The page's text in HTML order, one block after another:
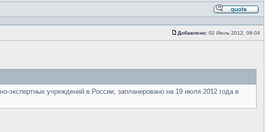
Сообщение
Добавлено: 02 Июль 2012, 08:04
экспертных учреждений в России, запланировано на 19 июля 2012 года в